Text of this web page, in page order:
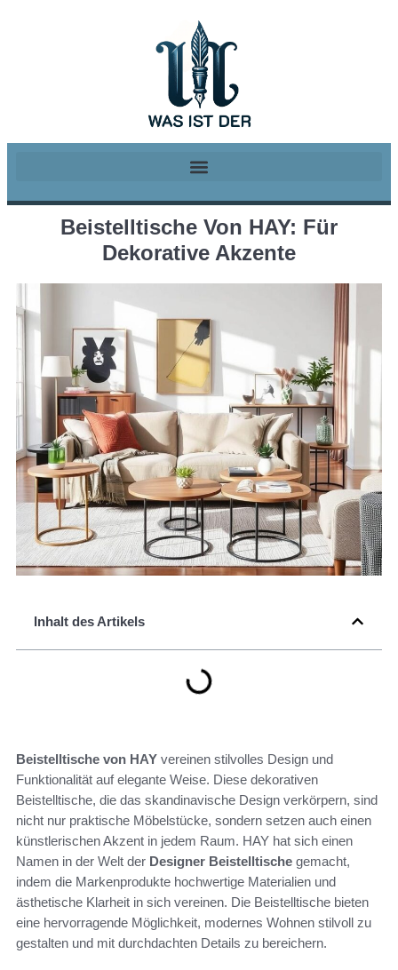
Beistelltische Von HAY: Für
Dekorative Akzente
Inhalt des Artikels
Beistelltische von HAY vereinen stilvolles Design und
Funktionalität auf elegante Weise. Diese dekorativen
Beistelltische, die das skandinavische Design verkörpern, sind
nicht nur praktische Möbelstücke, sondern setzen auch einen
künstlerischen Akzent in jedem Raum. HAY hat sich einen
Namen in der Welt der Designer Beistelltische gemacht,
indem die Markenprodukte hochwertige Materialien und
ästhetische Klarheit in sich vereinen. Die Beistelltische bieten
eine hervorragende Möglichkeit, modernes Wohnen stilvoll zu
gestalten und mit durchdachten Details zu bereichern.